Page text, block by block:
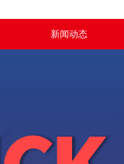
新闻动态